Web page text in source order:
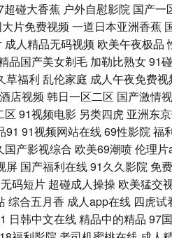
网 韩日一区二区三区 豆花综合网 av米
类春色小说 亚洲成人系列 韩国自拍三及
品一区二区 肏屄无码日韩 91人妻精 91
91探花在线 一本道资源站 日韩免费一
国产91黑料视频 avav综合免费 影音先锋
产成人在线日韩 WWWWWW色 91夫妻
网址 超碰成人综合 91社视频神马 91福
超碰大香蕉 户外自慰影院 国产一
片免费视频 一道日本亚洲香蕉
成人精品无码视频 欧美午夜极品
品国产美女剃毛 加勒比熟女91
草福利 乱伦家庭 成人午夜免费视
店视频 韩日一区二区 国产激情
区 91视频电影 另类四虎 亚洲东
91 91视频网站在线69性影院福
国产影视综合 欧美69潮喷伦理片
屏 国产福利在线91久久影院 免
码短片 超碰成人操操 欧美猛交
综合五月香 成人app在线 四虎试
日韩中文在线精品中的精品 97